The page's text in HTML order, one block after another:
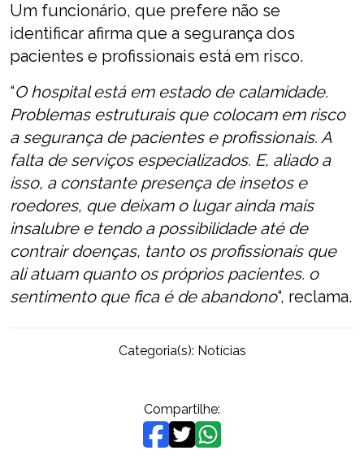
Um funcionário, que prefere não se
identificar afirma que a segurança dos
pacientes e profissionais está em risco.
“O hospital está em estado de calamidade.
Problemas estruturais que colocam em risco
a segurança de pacientes e profissionais. A
falta de serviços especializados. E, aliado a
isso, a constante presença de insetos e
roedores, que deixam o lugar ainda mais
insalubre e tendo a possibilidade até de
contrair doenças, tanto os profissionais que
ali atuam quanto os próprios pacientes. o
sentimento que fica é de abandono“, reclama.
Categoria(s): Notícias
Compartilhe: